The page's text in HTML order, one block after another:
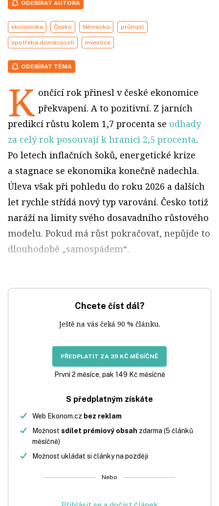
ODEBÍRAT AUTORA
ekonomika Česko Německo průmysl
spotřeba domácností investice
ODEBÍRAT TÉMA
K ončící rok přinesl v české ekonomice
překvapení. A to pozitivní. Z jarních
predikcí růstu kolem 1,7 procenta se odhady
za celý rok posouvají k hranici 2,5 procenta.
Po letech inflačních šoků, energetické krize
a stagnace se ekonomika konečně nadechla.
Úleva však při pohledu do roku 2026 a dalších
let rychle střídá nový typ varování. Česko totiž
naráží na limity svého dosavadního růstového
modelu. Pokud má růst pokračovat, nepůjde to
dlouhodobě „samospádem“.
Chcete číst dál?
Ještě na vás čeká 90 % článku.
PŘEDPLATIT ZA 39 KČ MĚSÍČNĚ
První 2 měsíce, pak 149 Kč měsíčně
S předplatným získáte
Web Ekonom.cz bez reklam
Možnost sdílet prémiový obsah zdarma (5 článků
měsíčně)
Možnost ukládat si články na později
Nebo